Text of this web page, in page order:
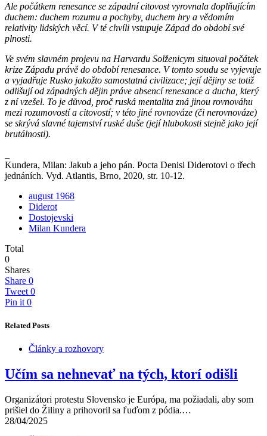
Ale počátkem renesance se západní citovost vyrovnala doplňujícím
duchem: duchem rozumu a pochyby, duchem hry a vědomím
relativity lidských věcí. V té chvíli vstupuje Západ do období své
plnosti.
Ve svém slavném projevu na Harvardu Solženicym situoval počátek
krize Západu právě do období renesance. V tomto soudu se vyjevuje
a vyjadřuje Rusko jakožto samostatná civilizace; její dějiny se totiž
odlišují od západných dějin práve absencí renesance a ducha, který
z ní vzešel. To je důvod, proč ruská mentalita zná jinou rovnováhu
mezi rozumovostí a citovostí; v této jiné rovnováze (či nerovnováze)
se skrývá slavné tajemství ruské duše (její hlubokosti stejně jako její
brutálnosti).
Kundera, Milan: Jakub a jeho pán. Pocta Denisi Diderotovi o třech
jednáních. Vyd. Atlantis, Brno, 2020, str. 10-12.
august 1968
Diderot
Dostojevski
Milan Kundera
Total
0
Shares
Share 0
Tweet 0
Pin it 0
Related Posts
Články a rozhovory
Učím sa nehnevať na tých, ktorí odišli
Organizátori protestu Slovensko je Európa, ma požiadali, aby som
prišiel do Žiliny a prihovoril sa ľuďom z pódia.…
28/04/2025